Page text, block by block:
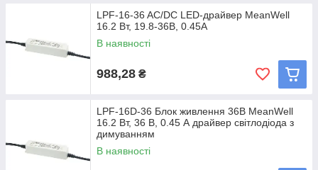
LPF-16-36 AC/DC LED-драйвер MeanWell
16.2 Вт, 19.8-36В, 0.45А
В наявності
988,28 ₴
LPF-16D-36 Блок живлення 36В MeanWell
16.2 Вт, 36 В, 0.45 А драйвер світлодіода з
димуванням
В наявності